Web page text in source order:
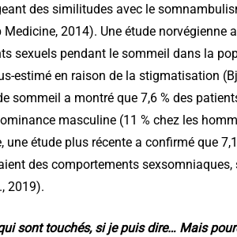
des similitudes avec le
2014). Une étude norvégienne
sexuels pendant le sommeil dans la
estimé en raison de la stigmatisation
sommeil a montré que 7,6 % des
masculine (11 % chez les
une étude plus récente a confirmé que
des comportements
2019).
sont touchés, si je puis dire… Mais